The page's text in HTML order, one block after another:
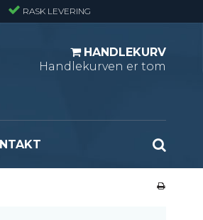
RASK LEVERING
HANDLEKURV
Handlekurven er tom